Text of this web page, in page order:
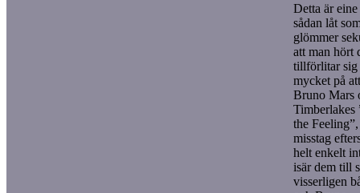
Detta är
sådan låt
glömmer
att man hört
tillförlitar sig
mycket på
Bruno Mars
Timberlakes
the
misstag
helt enkelt
isär dem till
visserligen